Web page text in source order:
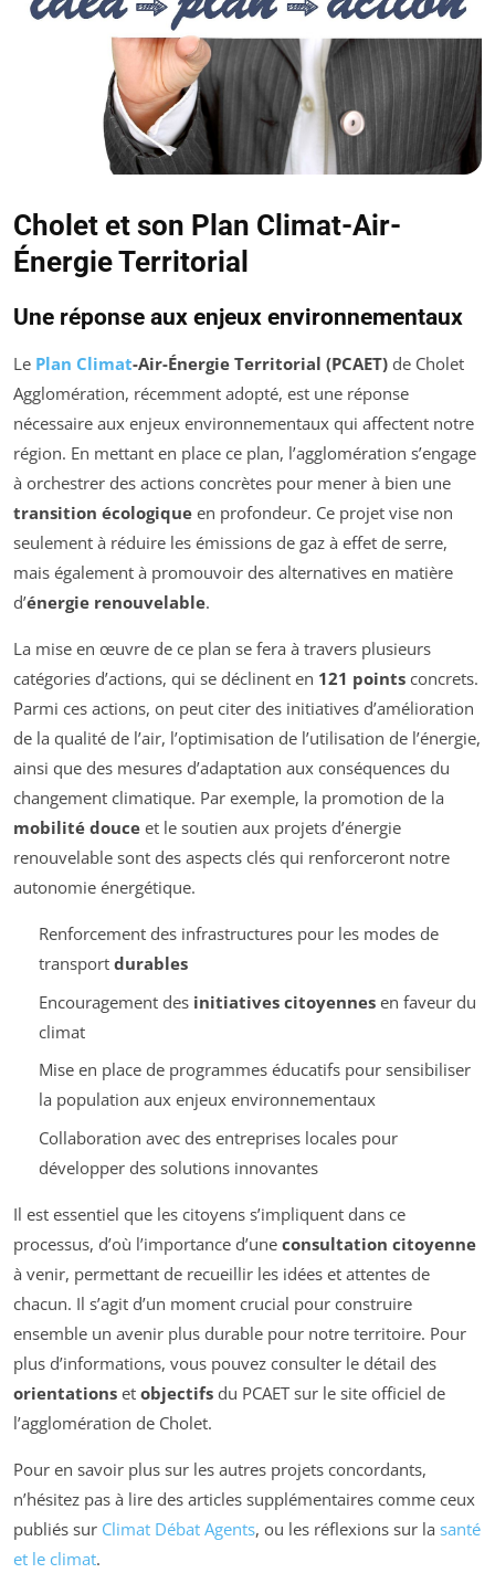
Cholet et son Plan Climat-Air-
Énergie Territorial
Une réponse aux enjeux environnementaux
Le Plan Climat-Air-Énergie Territorial (PCAET) de Cholet
Agglomération, récemment adopté, est une réponse
nécessaire aux enjeux environnementaux qui affectent notre
région. En mettant en place ce plan, l’agglomération s’engage
à orchestrer des actions concrètes pour mener à bien une
transition écologique en profondeur. Ce projet vise non
seulement à réduire les émissions de gaz à effet de serre,
mais également à promouvoir des alternatives en matière
d’énergie renouvelable.
La mise en œuvre de ce plan se fera à travers plusieurs
catégories d’actions, qui se déclinent en 121 points concrets.
Parmi ces actions, on peut citer des initiatives d’amélioration
de la qualité de l’air, l’optimisation de l’utilisation de l’énergie,
ainsi que des mesures d’adaptation aux conséquences du
changement climatique. Par exemple, la promotion de la
mobilité douce et le soutien aux projets d’énergie
renouvelable sont des aspects clés qui renforceront notre
autonomie énergétique.
Renforcement des infrastructures pour les modes de
transport durables
Encouragement des initiatives citoyennesen faveur du
climat
Mise en place de programmes éducatifs pour sensibiliser
la population aux enjeux environnementaux
Collaboration avec des entreprises locales pour
développer des solutions innovantes
Il est essentiel que les citoyens s’impliquent dans ce
processus, d’où l’importance d’une consultation citoyenne
à venir, permettant de recueillir les idées et attentes de
chacun. Il s’agit d’un moment crucial pour construire
ensemble un avenir plus durable pour notre territoire. Pour
plus d’informations, vous pouvez consulter le détail des
orientations et objectifs du PCAET sur le site officiel de
l’agglomération de Cholet.
Pour en savoir plus sur les autres projets concordants,
n’hésitez pas à lire des articles supplémentaires comme ceux
publiés sur Climat Débat Agents, ou les réflexions sur la santé
et le climat.